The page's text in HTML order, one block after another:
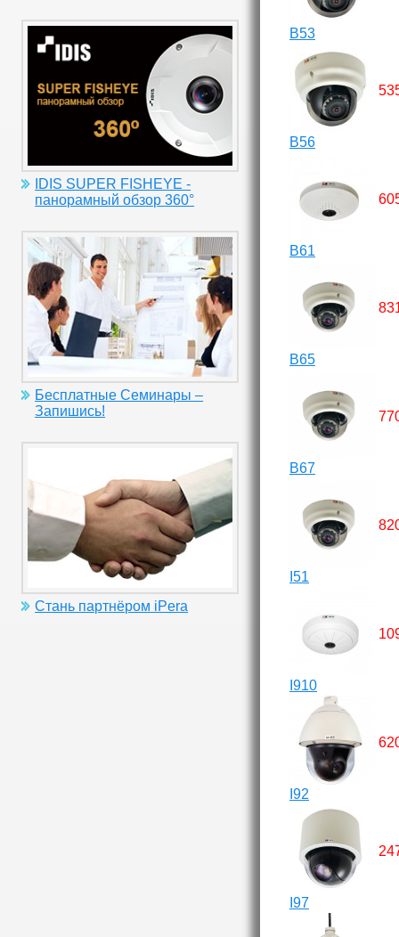
IDIS SUPER FISHEYE -
панорамный обзор 360°
Бесплатные Семинары –
Запишись!
Стань партнёром iPera
B53
B56
B61
B65
B67
I51
I910
I92
I97